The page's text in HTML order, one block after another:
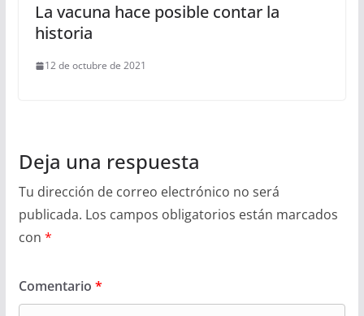
La vacuna hace posible contar la
historia
12 de octubre de 2021
Deja una respuesta
Tu dirección de correo electrónico no será
publicada. Los campos obligatorios están marcados
con *
Comentario *